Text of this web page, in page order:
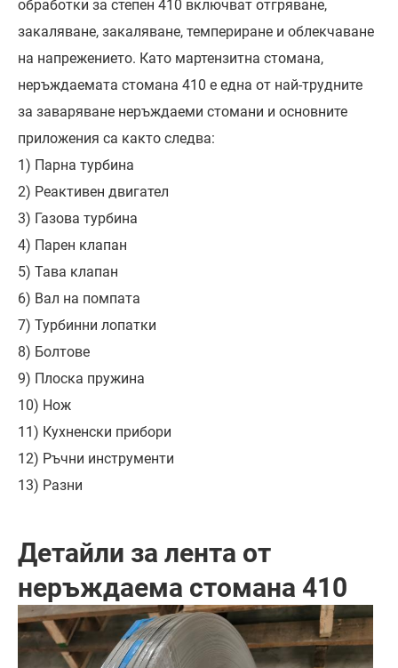
обработки за степен 410 включват отгряване,
закаляване, закаляване, темпериране и облекчаване
на напрежението. Като мартензитна стомана,
неръждаемата стомана 410 е една от най-трудните
за заваряване неръждаеми стомани и основните
приложения са както следва:
1) Парна турбина
2) Реактивен двигател
3) Газова турбина
4) Парен клапан
5) Тава клапан
6) Вал на помпата
7) Турбинни лопатки
8) Болтове
9) Плоска пружина
10) Нож
11) Кухненски прибори
12) Ръчни инструменти
13) Разни
Детайли за лента от
неръждаема стомана 410